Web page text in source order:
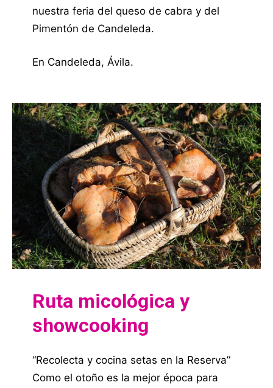
nuestra feria del queso de cabra y del
Pimentón de Candeleda.
En Candeleda, Ávila.
Ruta micológica y
showcooking
“Recolecta y cocina setas en la Reserva”
Como el otoño es la mejor época para